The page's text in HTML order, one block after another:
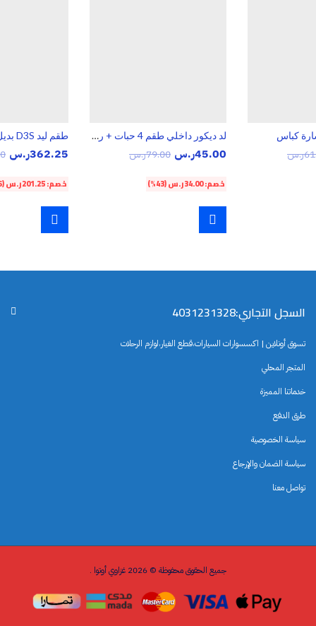
كباس
ر.س
لد ديكور داخلي طقم 4 حبات + ريموت RGB
45.00ر.س 79.00ر.س
خصم:34.00ر.س(43%)
362.25ر.س
خصم:201.25ر.س(36%)
السجل التجاري:4031231328
تسوق أونلاين | اكسسوارات السيارات،قطع الغيار،لوازم الرحلات
المتجر المحلي
خدماتنا المميزة
طرق الدفع
سياسة الخصوصية
سياسة الضمان والإرجاع
تواصل معنا
جميع الحقوق محفوظة © 2026 غزاوي أوتوا .